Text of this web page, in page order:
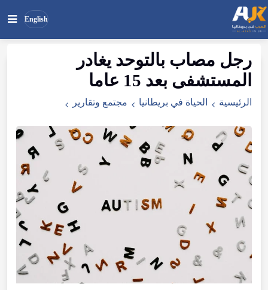
English
ابحث
الموقع
رجل مصاب بالتوحد يغادر
المستشفى بعد 15 عاما
الرئيسية الحياة في بريطانيا مجتمع وتقارير